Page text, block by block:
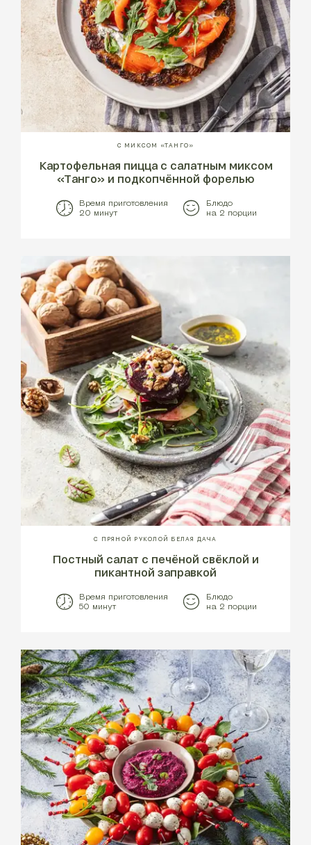
С МИКСОМ «ТАНГО»
Картофельная пицца с салатным миксом
«Танго» и подкопчённой форелью
Время приготовления
20 минут
Блюдо
на 2 порции
С ПРЯНОЙ РУКОЛОЙ БЕЛАЯ ДАЧА
Постный салат с печёной свёклой и
пикантной заправкой
Время приготовления
50 минут
Блюдо
на 2 порции